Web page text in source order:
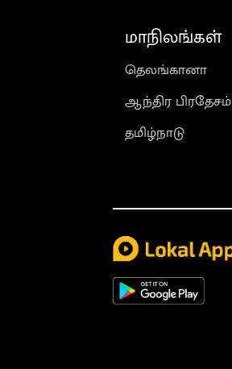
மாநிலங்கள்
தெலங்கானா
ஆந்திர பிரதேசம்
தமிழ்நாடு